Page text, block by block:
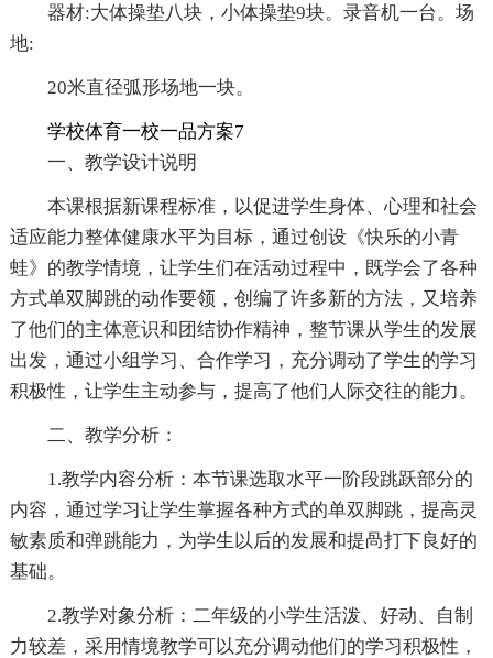
器材:大体操垫八块，小体操垫9块。录音机一台。场
地:
20米直径弧形场地一块。
学校体育一校一品方案7
一、教学设计说明
本课根据新课程标准，以促进学生身体、心理和社会
适应能力整体健康水平为目标，通过创设《快乐的小青
蛙》的教学情境，让学生们在活动过程中，既学会了各种
方式单双脚跳的动作要领，创编了许多新的方法，又培养
了他们的主体意识和团结协作精神，整节课从学生的发展
出发，通过小组学习、合作学习，充分调动了学生的学习
积极性，让学生主动参与，提高了他们人际交往的能力。
二、教学分析：
1.教学内容分析：本节课选取水平一阶段跳跃部分的
内容，通过学习让学生掌握各种方式的单双脚跳，提高灵
敏素质和弹跳能力，为学生以后的发展和提咼打下良好的
基础。
2.教学对象分析：二年级的小学生活泼、好动、自制
力较差，采用情境教学可以充分调动他们的学习积极性，